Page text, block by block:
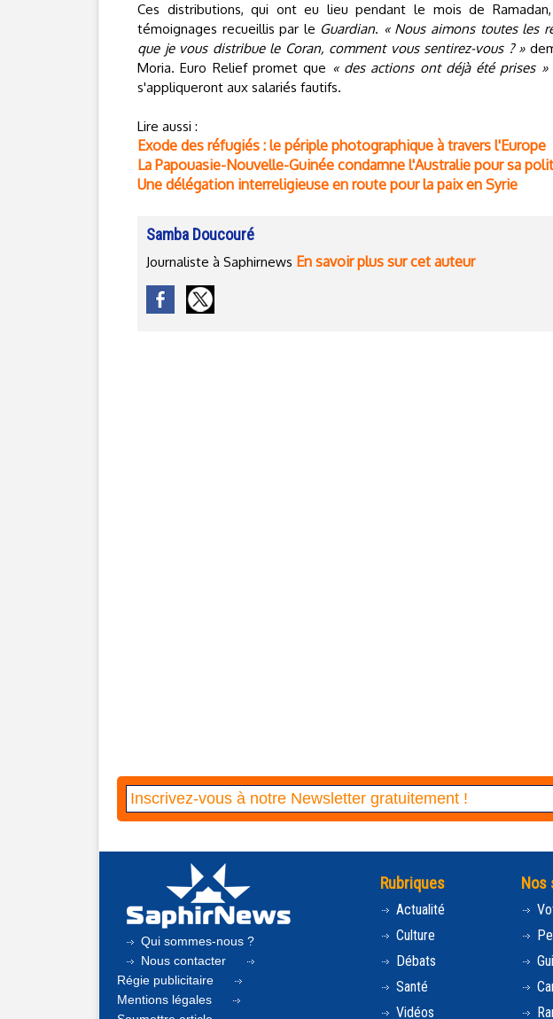
Ces distributions, qui ont eu lieu pendant le mois de
témoignages recueillis par le Guardian. « Nous aimons toutes les
que je vous distribue le Coran, comment vous sentirez-vous ? »
Moria. Euro Relief promet que « des actions ont déjà été prises »
s'appliqueront aux salariés fautifs.
Lire aussi :
Exode des réfugiés : le périple photographique à travers l'Europe
La Papouasie-Nouvelle-Guinée condamne l'Australie pour sa
Une délégation interreligieuse en route pour la paix en Syrie
Samba Doucouré
Journaliste à Saphirnews En savoir plus sur cet auteur
Qui sommes-nous ?
Nous contacter
Régie publicitaire
Mentions légales
Rubriques
Actualité
Culture
Débats
Santé
Vidéos
Nos